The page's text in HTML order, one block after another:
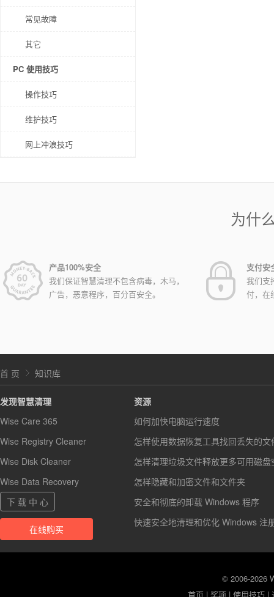
常见故障
其它
PC 使用技巧
操作技巧
维护技巧
网上冲浪技巧
为什
产品100%安全
我们保证智慧清理不包含病毒，木马，
广告，恶意程序，百分百安全。
支付安
我们支
付，在
首 页 知识库
发现智慧清理
Wise Care 365
Wise Registry Cleaner
Wise Disk Cleaner
Wise Data Recovery
下 载 中 心
在线购买
资源
如何加快电脑运行速度
怎样使用数据恢复工具找回丢失的文
怎样清理垃圾文件释放更多可用磁盘
怎样隐藏和加密文件和文件夹
安全和彻底的卸载 Windows 程序
快速安全地清理和优化 Windows 注
© 2006-2026
首页 |奖项 |使用技巧 |